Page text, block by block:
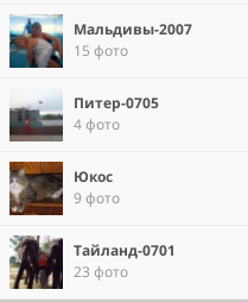
Мальдивы-2007
15 фото
Питер-0705
4 фото
Юкос
9 фото
Тайланд-0701
23 фото